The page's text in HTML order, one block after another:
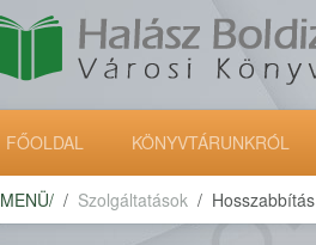
FŐOLDAL KÖNYVTÁRUNKRÓL
MENÜ/ Szolgáltatások Hosszabbítás